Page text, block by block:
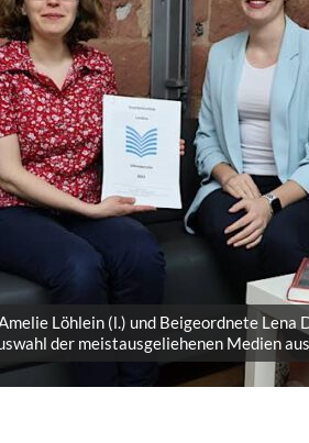
Löhlein (l.) und Beigeordnete Lena
der meistausgeliehenen Medien